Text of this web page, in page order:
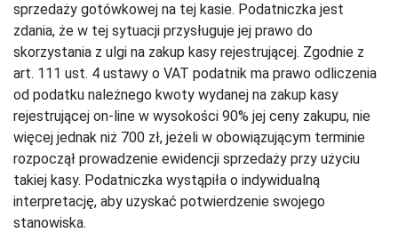
sprzedaży gotówkowej na tej kasie. Podatniczka jest
zdania, że w tej sytuacji przysługuje jej prawo do
skorzystania z ulgi na zakup kasy rejestrującej. Zgodnie z
art. 111 ust. 4 ustawy o VAT podatnik ma prawo odliczenia
od podatku należnego kwoty wydanej na zakup kasy
rejestrującej on-line w wysokości 90% jej ceny zakupu, nie
więcej jednak niż 700 zł, jeżeli w obowiązującym terminie
rozpoczął prowadzenie ewidencji sprzedaży przy użyciu
takiej kasy. Podatniczka wystąpiła o indywidualną
interpretację, aby uzyskać potwierdzenie swojego
stanowiska.